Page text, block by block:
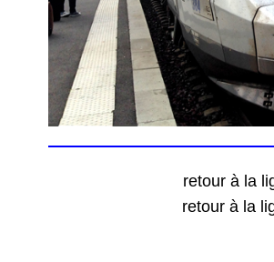
retour à la
retour à la